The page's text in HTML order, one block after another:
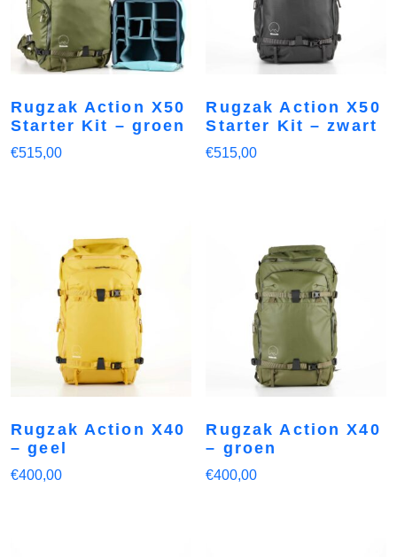
Rugzak Action X50
Starter Kit – groen
€515,00
Rugzak Action X50
Starter Kit – zwart
€515,00
Rugzak Action X40
– geel
€400,00
Rugzak Action X40
– groen
€400,00